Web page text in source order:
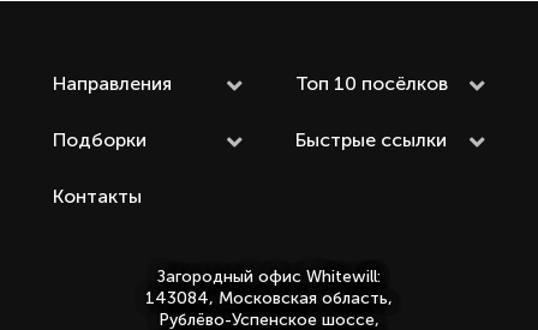
Направления Топ 10 посёлков
Подборки Быстрые ссылки
Контакты
Загородный офис Whitewill:
143084, Московская область,
Рублёво-Успенское шоссе,